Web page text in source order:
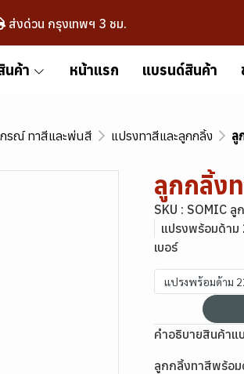
ส่งด่วน กรุงเทพฯ 3 ชม.
นค้า หน้าแรก แบรนด์สินค้า
รณ์ ทาสีและพ่นสี แปรงทาสีและลูกกลิ้ง ลู
ลูกกลิ้ง
SKU : SOMIC
แปรงพร้อมด้า
เบอร์
แปรงพร้อมด้าม
คำอธิบายสินค้าแ
ลูกกลิ้งทาสีพร้อม